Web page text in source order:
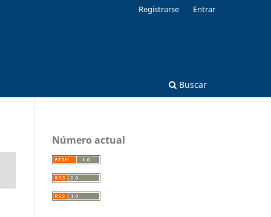
Buscar
Registrarse Entrar
Número actual